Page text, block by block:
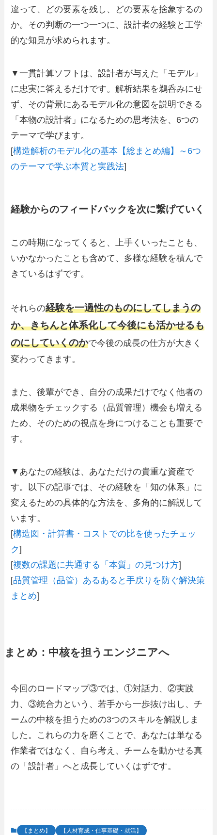
違って、どの要素を残し、どの要素を捨象するの
か。その判断の一つ一つに、設計者の経験と工学
的な知見が求められます。
▼一貫計算ソフトは、設計者が与えた「モデル」
に忠実に答えるだけです。解析結果を鵜呑みにせ
ず、その背景にあるモデル化の意図を説明できる
「本物の設計者」になるための思考法を、6つの
テーマで学びます。
[構造解析のモデル化の基本【総まとめ編】～6つ
のテーマで学ぶ本質と実践法]
経験からのフィードバックを次に繋げていく
この時期になってくると、上手くいったことも、
いかなかったことも含めて、多様な経験を積んで
きているはずです。
それらの経験を一過性のものにしてしまうの
か、きちんと体系化して今後にも活かせるも
のにしていくのかで今後の成長の仕方が大きく
変わってきます。
また、後輩ができ、自分の成果だけでなく他者の
成果物をチェックする（品質管理）機会も増える
ため、そのための視点を身につけることも重要で
す。
▼あなたの経験は、あなただけの貴重な資産で
す。以下の記事では、その経験を「知の体系」に
変えるための具体的な方法を、多角的に解説して
います。
[構造図・計算書・コストでの比を使ったチェッ
ク]
[複数の課題に共通する「本質」の見つけ方]
[品質管理（品管）あるあると手戻りを防ぐ解決策
まとめ]
まとめ：中核を担うエンジニアへ
今回のロードマップ③では、①対話力、②実践
力、③統合力という、若手から一歩抜け出し、チ
ームの中核を担うための3つのスキルを解説しま
した。これらの力を磨くことで、あなたは単なる
作業者ではなく、自ら考え、チームを動かせる真
の「設計者」へと成長していくはずです。
【まとめ】 【人材育成・仕事基礎・就活】